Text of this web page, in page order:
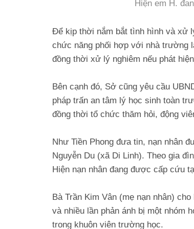
Hiện em H.
Để kịp thời nắm bắt tình hình và xử
chức năng phối hợp với nhà trường
đồng thời xử lý nghiêm nếu phát
Bên cạnh đó, Sở cũng yêu cầu
pháp trấn an tâm lý học sinh toàn
đồng thời tổ chức thăm hỏi, động
Như Tiền Phong đưa tin, nạn nhân
Nguyễn Du (xã Di Linh). Theo gia
Hiện nạn nhân đang được cấp cứu
Bà Trần Kim Vân (mẹ nạn nhân)
và nhiều lần phản ánh bị một nhóm
trong khuôn viên trường học.